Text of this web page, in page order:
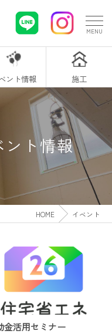
ント情報 施工
ント情報
HOME イベント
金活用セミナー